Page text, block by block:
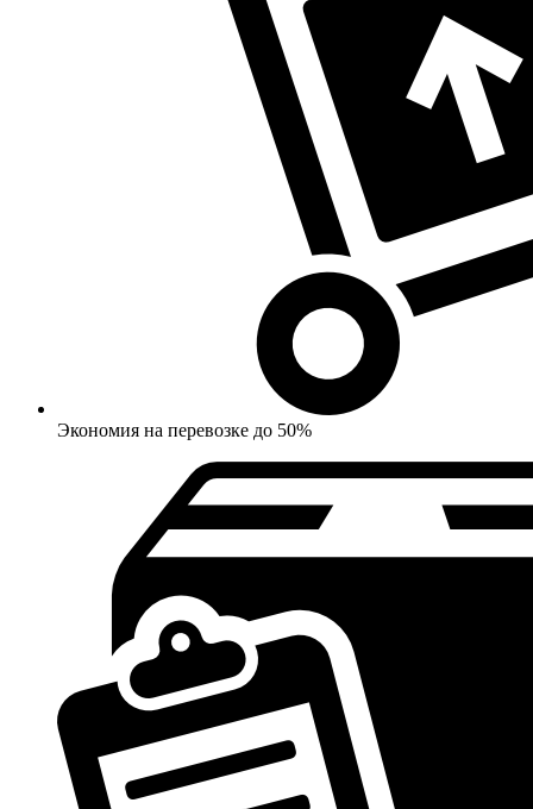
Экономия на перевозке до 50%